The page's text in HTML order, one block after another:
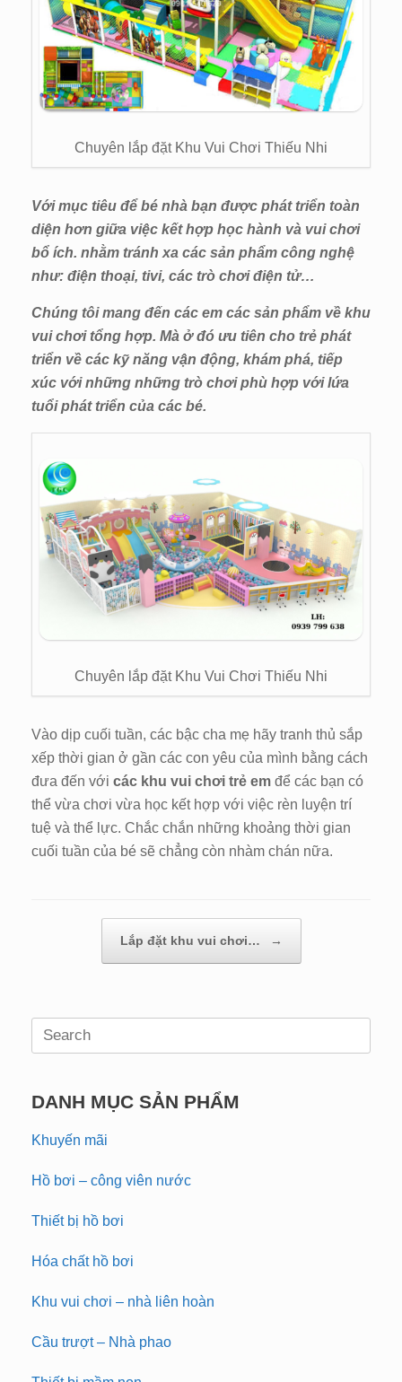
Chuyên lắp đặt Khu Vui Chơi Thiếu Nhi
Với mục tiêu để bé nhà bạn được phát triển toàn
diện hơn giữa việc kết hợp học hành và vui chơi
bổ ích. nhằm tránh xa các sản phẩm công nghệ
như: điện thoại, tivi, các trò chơi điện tử…
Chúng tôi mang đến các em các sản phẩm về khu
vui chơi tổng hợp. Mà ở đó ưu tiên cho trẻ phát
triển về các kỹ năng vận động, khám phá, tiếp
xúc với những những trò chơi phù hợp với lứa
tuổi phát triển của các bé.
Chuyên lắp đặt Khu Vui Chơi Thiếu Nhi
Vào dịp cuối tuần, các bậc cha mẹ hãy tranh thủ sắp
xếp thời gian ở gần các con yêu của mình bằng cách
đưa đến với các khu vui chơi trẻ em để các bạn có
thể vừa chơi vừa học kết hợp với việc rèn luyện trí
tuệ và thể lực. Chắc chắn những khoảng thời gian
cuối tuần của bé sẽ chẳng còn nhàm chán nữa.
Lắp đặt khu vui chơi… →
Search
DANH MỤC SẢN PHẨM
Khuyến mãi
Hồ bơi – công viên nước
Thiết bị hồ bơi
Hóa chất hồ bơi
Khu vui chơi – nhà liên hoàn
Cầu trượt – Nhà phao